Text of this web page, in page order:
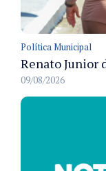
Política Municipal
09/08/2026